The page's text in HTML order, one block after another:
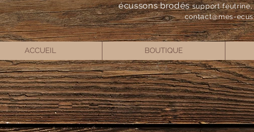
écussons brodés support
contact@mes-
ACCUEIL BOUTIQUE